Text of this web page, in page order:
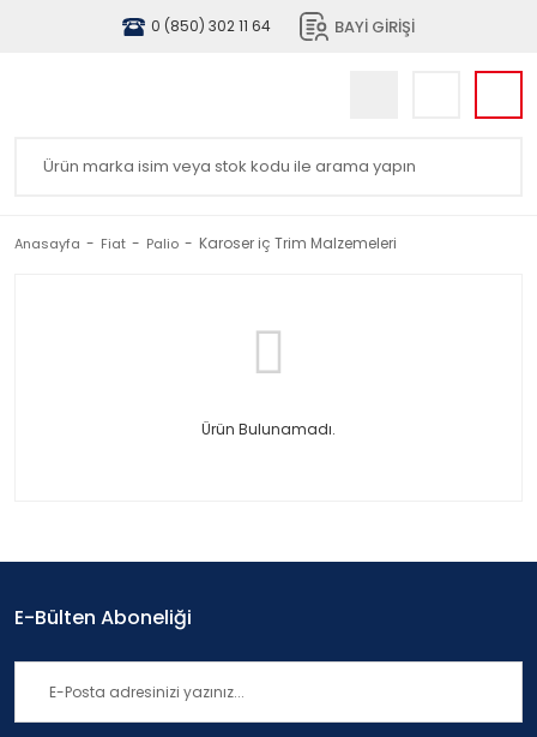
0 (850) 302 11 64 BAYİ GİRİŞİ
Anasayfa Fiat Palio Karoser iç Trim Malzemeleri
Ürün Bulunamadı.
E-Bülten Aboneliği